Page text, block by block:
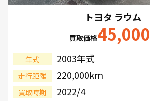
トヨタ ラウム
買取価格45,000
年式 2003年式
走行距離 220,000km
買取時期 2022/4